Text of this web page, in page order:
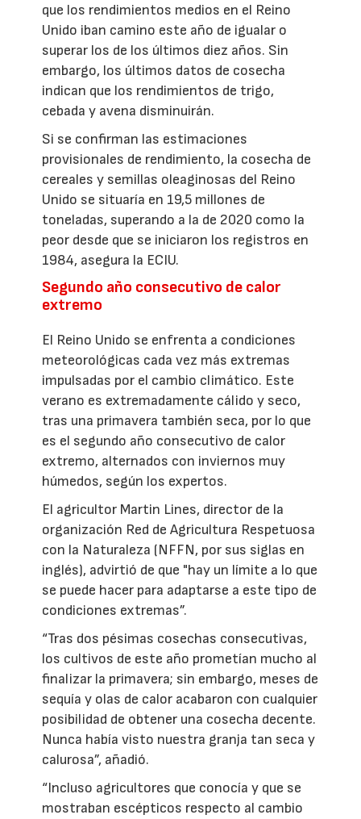
que los rendimientos medios en el Reino
Unido iban camino este año de igualar o
superar los de los últimos diez años. Sin
embargo, los últimos datos de cosecha
indican que los rendimientos de trigo,
cebada y avena disminuirán.
Si se confirman las estimaciones
provisionales de rendimiento, la cosecha de
cereales y semillas oleaginosas del Reino
Unido se situaría en 19,5 millones de
toneladas, superando a la de 2020 como la
peor desde que se iniciaron los registros en
1984, asegura la ECIU.
Segundo año consecutivo de calor
extremo
El Reino Unido se enfrenta a condiciones
meteorológicas cada vez más extremas
impulsadas por el cambio climático. Este
verano es extremadamente cálido y seco,
tras una primavera también seca, por lo que
es el segundo año consecutivo de calor
extremo, alternados con inviernos muy
húmedos, según los expertos.
El agricultor Martin Lines, director de la
organización Red de Agricultura Respetuosa
con la Naturaleza (NFFN, por sus siglas en
inglés), advirtió de que "hay un límite a lo que
se puede hacer para adaptarse a este tipo de
condiciones extremas”.
“Tras dos pésimas cosechas consecutivas,
los cultivos de este año prometían mucho al
finalizar la primavera; sin embargo, meses de
sequía y olas de calor acabaron con cualquier
posibilidad de obtener una cosecha decente.
Nunca había visto nuestra granja tan seca y
calurosa”, añadió.
“Incluso agricultores que conocía y que se
mostraban escépticos respecto al cambio